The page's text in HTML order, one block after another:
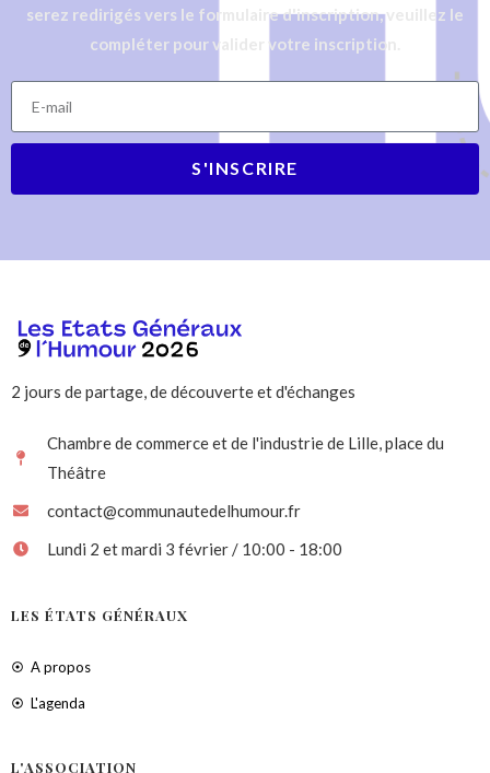
serez redirigés vers le formulaire d'inscription, veuillez le
compléter pour valider votre inscription.
S'INSCRIRE
2 jours de partage, de découverte et d'échanges
Chambre de commerce et de l'industrie de Lille, place du
Théâtre
contact@communautedelhumour.fr
Lundi 2 et mardi 3 février / 10:00 - 18:00
LES ÉTATS GÉNÉRAUX
A propos
L'agenda
L'ASSOCIATION